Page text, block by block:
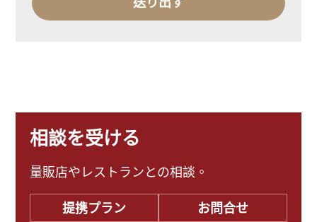
相談を受ける
量販店やレストランとの相談。
お問合せ
提携プラン